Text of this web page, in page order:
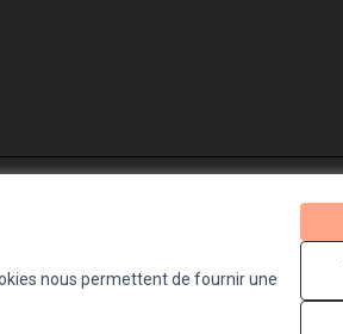
nous permettent de fournir une